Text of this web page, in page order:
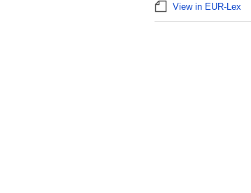
View in EUR-Lex